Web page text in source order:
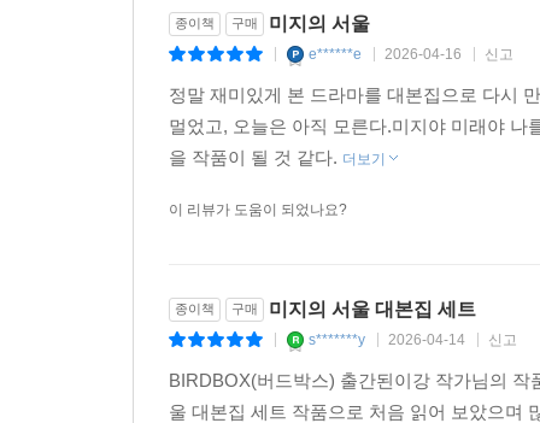
종이책 구매 미지의 서울
e******e 2026-04-16 신고
정말 재미있게 본 드라마를 대본집으로 다시
멀었고, 오늘은 아직 모른다.미지야 미래야
을 작품이 될 것 같다. 더보기
이 리뷰가 도움이 되었나요?
종이책 구매 미지의 서울 대본집 세트
s*******y 2026-04-14 신고
BIRDBOX(버드박스) 출간된이강 작가님의
울 대본집 세트 작품으로 처음 읽어 보았으며